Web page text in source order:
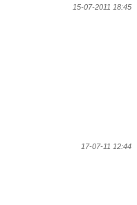
15-07-2011 18:45
17-07-11 12:44